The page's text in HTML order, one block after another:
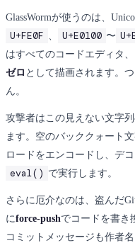
GlassWormが使うのは、
U+FE0F U+E0100 〜
はすべてのコードエディタ
ゼロ として描画されます。
ん。
攻撃者はこの見えない文字
ます。空のバッククォート
ロードをエンコードし、デ
eval() で実行します。
さらに厄介なのは、盗んだ
にforce-pushでコードを書き
コミットメッセージも作者